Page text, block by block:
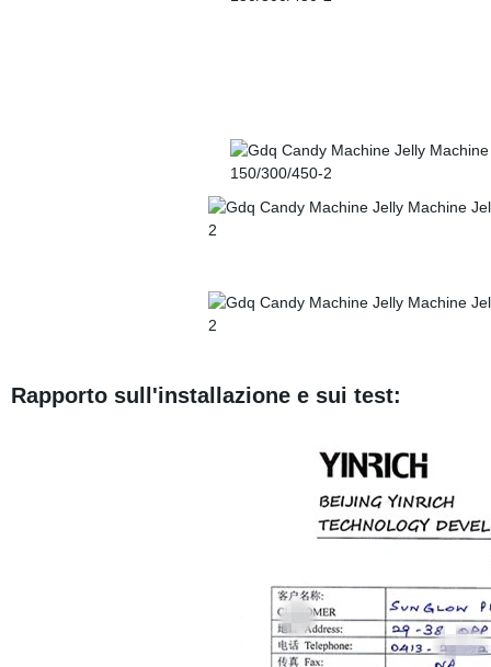
Rapporto sull'installazione e sui test: